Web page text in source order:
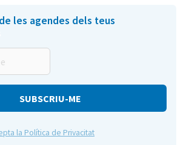
les agendes dels teus
la Política de Privacitat